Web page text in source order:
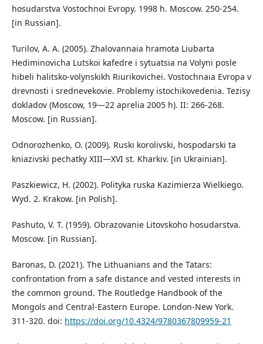
hosudarstva Vostochnoi Evropy. 1998 h. Moscow. 250-254.
[in Russian].
Turilov, A. A. (2005). Zhalovannaia hramota Liubarta
Hediminovicha Lutskoi kafedre i sytuatsia na Volyni posle
hibeli halitsko-volynskikh Riurikovichei. Vostochnaia Evropa v
drevnosti i srednevekovie. Problemy istochikovedenia. Tezisy
dokladov (Moscow, 19—22 aprelia 2005 h). II: 266-268.
Moscow. [in Russian].
Odnorozhenko, O. (2009). Ruski korolivski, hospodarski ta
kniazivski pechatky XIII—XVI st. Kharkiv. [in Ukrainian].
Paszkiewicz, H. (2002). Polityka ruska Kazimierza Wielkiego.
Wyd. 2. Krakow. [in Polish].
Pashuto, V. T. (1959). Obrazovanie Litovskoho hosudarstva.
Moscow. [in Russian].
Baronas, D. (2021). The Lithuanians and the Tatars:
confrontation from a safe distance and vested interests in
the common ground. The Routledge Handbook of the
Mongols and Central-Eastern Europe. London-New York.
311-320. doi: https://doi.org/10.4324/9780367809959-21